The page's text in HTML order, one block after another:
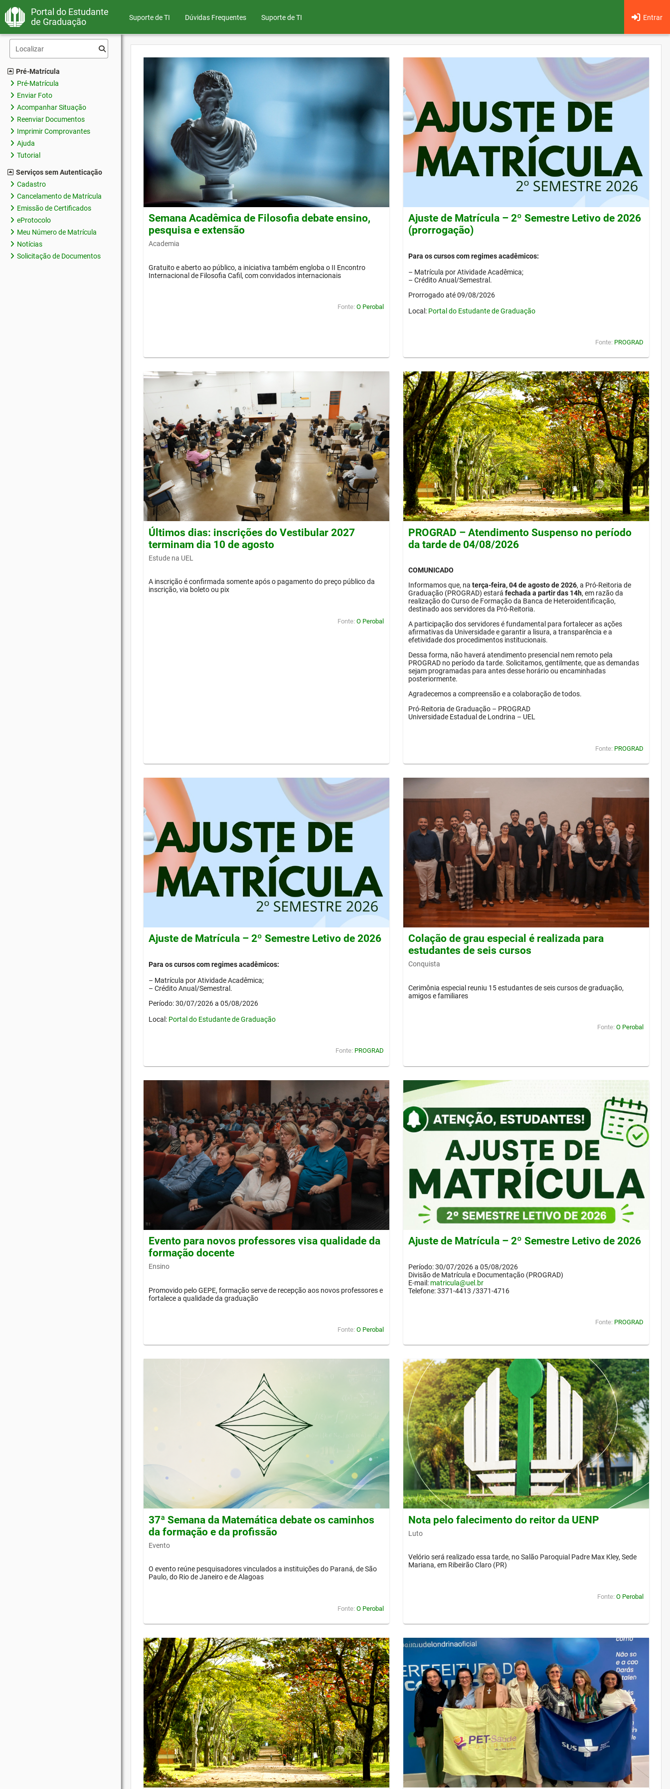
Portal do Estudante
de Graduação
Suporte de TI Dúvidas Frequentes Entrar
Suporte de TI
Pré-Matrícula
Pré-Matrícula
Enviar Foto
Acompanhar Situação
Reenviar Documentos
Imprimir Comprovantes
Ajuda
Tutorial
Serviços sem Autenticação
Cadastro
Cancelamento de Matrícula
Emissão de Certificados
eProtocolo
Meu Número de Matrícula
Notícias
Solicitação de Documentos
Semana Acadêmica de Filosofia debate ensino,
pesquisa e extensão
Academia
Gratuito e aberto ao público, a iniciativa também engloba o II Encontro
Internacional de Filosofia Cafil, com convidados internacionais
Fonte: O Perobal
Ajuste de Matrícula – 2º Semestre Letivo de 2026
(prorrogação)
Para os cursos com regimes acadêmicos:
– Matrícula por Atividade Acadêmica;
– Crédito Anual/Semestral.
Prorrogado até 09/08/2026
Local: Portal do Estudante de Graduação
Fonte: PROGRAD
Últimos dias: inscrições do Vestibular 2027
terminam dia 10 de agosto
Estude na UEL
A inscrição é confirmada somente após o pagamento do preço público da
inscrição, via boleto ou pix
Fonte: O Perobal
PROGRAD – Atendimento Suspenso no período
da tarde de 04/08/2026
COMUNICADO
Informamos que, na terça-feira, 04 de agosto de 2026, a Pró-Reitoria de
Graduação (PROGRAD) estará fechada a partir das 14h, em razão da
realização do Curso de Formação da Banca de Heteroidentificação,
destinado aos servidores da Pró-Reitoria.
A participação dos servidores é fundamental para fortalecer as ações
afirmativas da Universidade e garantir a lisura, a transparência e a
efetividade dos procedimentos institucionais.
Dessa forma, não haverá atendimento presencial nem remoto pela
PROGRAD no período da tarde. Solicitamos, gentilmente, que as demandas
sejam programadas para antes desse horário ou encaminhadas
posteriormente.
Agradecemos a compreensão e a colaboração de todos.
Pró-Reitoria de Graduação – PROGRAD
Universidade Estadual de Londrina – UEL
Fonte: PROGRAD
Ajuste de Matrícula – 2º Semestre Letivo de 2026
Para os cursos com regimes acadêmicos:
– Matrícula por Atividade Acadêmica;
– Crédito Anual/Semestral.
Período: 30/07/2026 a 05/08/2026
Local: Portal do Estudante de Graduação
Fonte: PROGRAD
Colação de grau especial é realizada para
estudantes de seis cursos
Conquista
Cerimônia especial reuniu 15 estudantes de seis cursos de graduação,
amigos e familiares
Fonte: O Perobal
Evento para novos professores visa qualidade da
formação docente
Ensino
Promovido pelo GEPE, formação serve de recepção aos novos professores e
fortalece a qualidade da graduação
Fonte: O Perobal
Ajuste de Matrícula – 2º Semestre Letivo de 2026
Período: 30/07/2026 a 05/08/2026
Divisão de Matrícula e Documentação (PROGRAD)
E-mail: matricula@uel.br
Telefone: 3371-4413 /3371-4716
Fonte: PROGRAD
37ª Semana da Matemática debate os caminhos
da formação e da profissão
Evento
O evento reúne pesquisadores vinculados a instituições do Paraná, de São
Paulo, do Rio de Janeiro e de Alagoas
Fonte: O Perobal
Nota pelo falecimento do reitor da UENP
Luto
Velório será realizado essa tarde, no Salão Paroquial Padre Max Kley, Sede
Mariana, em Ribeirão Claro (PR)
Fonte: O Perobal